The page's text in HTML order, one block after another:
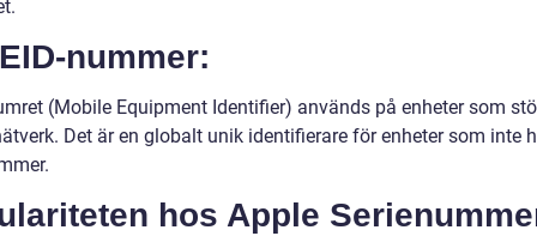
nummer:
(Mobile Equipment Identifier) används på enheter som
Det är en globalt unik identifierare för enheter som inte
hos Apple